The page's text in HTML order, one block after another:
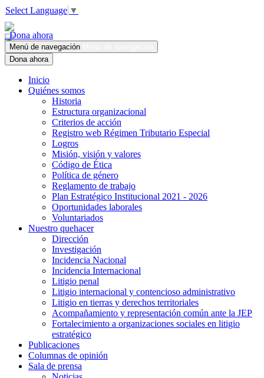
Select Language ▼
Dona ahora
Menú de navegación
Dona ahora
Inicio
Quiénes somos
Historia
Estructura organizacional
Criterios de acción
Registro web Régimen Tributario Especial
Logros
Misión, visión y valores
Código de Ética
Política de género
Reglamento de trabajo
Plan Estratégico Institucional 2021 - 2026
Oportunidades laborales
Voluntariados
Nuestro quehacer
Dirección
Investigación
Incidencia Nacional
Incidencia Internacional
Litigio penal
Litigio internacional y contencioso administrativo
Litigio en tierras y derechos territoriales
Acompañamiento y representación común ante la JEP
Fortalecimiento a organizaciones sociales en litigio
estratégico
Publicaciones
Columnas de opinión
Sala de prensa